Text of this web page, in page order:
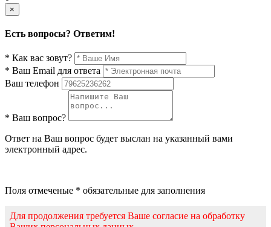
×
Есть вопросы? Ответим!
* Как вас зовут?
* Ваш Email для ответа
Ваш телефон
* Ваш вопрос?
Ответ на Ваш вопрос будет выслан на указанный вами
электронный адрес.
Поля отмеченые * обязательные для заполнения
Для продолжения требуется Ваше согласие на обработку